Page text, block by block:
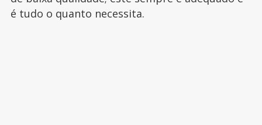
é tudo o quanto necessita.